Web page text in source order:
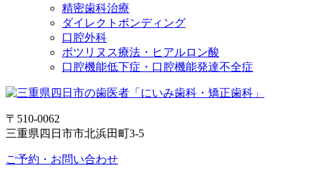
精密歯科治療
ダイレクトボンディング
口腔外科
ボツリヌス療法・ヒアルロン酸
口腔機能低下症・口腔機能発達不全症
〒510-0062
三重県四日市市北浜田町3-5
ご予約・お問い合わせ